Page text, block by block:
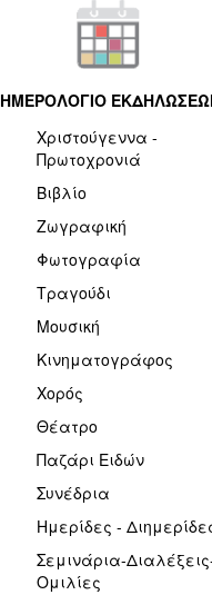
ΗΜΕΡΟΛΟΓΙΟ
Χριστούγεννα -
Πρωτοχρονιά
Βιβλίο
Ζωγραφική
Φωτογραφία
Τραγούδι
Μουσική
Κινηματογράφος
Χορός
Θέατρο
Παζάρι Ειδών
Συνέδρια
Ημερίδες -
Σεμινάρια-
Ομιλίες